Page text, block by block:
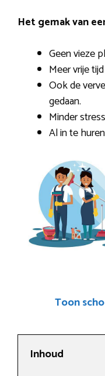
Het gemak van
Geen vieze
Meer vrije
Ook de
gedaan.
Minder
Al in te
Toon
Inhoud